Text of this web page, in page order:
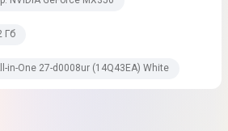
Гб
in-One 27-d0008ur (14Q43EA) White